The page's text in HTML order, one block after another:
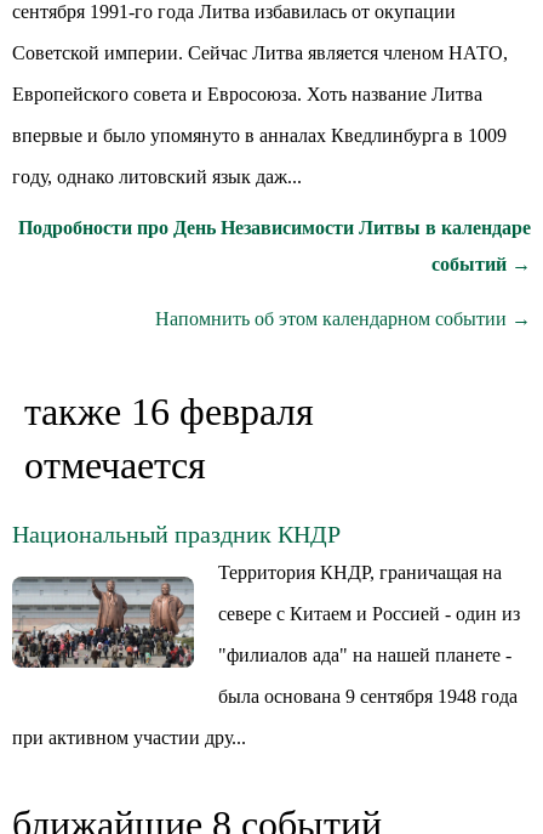
сентября 1991-го года Литва избавилась от окупации
Советской империи. Сейчас Литва является членом НАТО,
Европейского совета и Евросоюза. Хоть название Литва
впервые и было упомянуто в анналах Кведлинбурга в 1009
году, однако литовский язык даж...
Подробности про День Независимости Литвы в календаре
событий →
Напомнить об этом календарном событии →
также 16 февраля
отмечается
Национальный праздник КНДР
Территория КНДР, граничащая на
севере с Китаем и Россией - один из
"филиалов ада" на нашей планете -
была основана 9 сентября 1948 года
при активном участии дру...
ближайшие 8 событий